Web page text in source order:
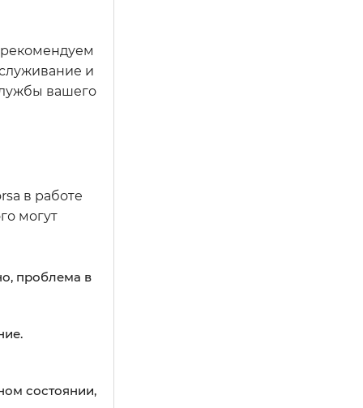
и
вашего
в работе
могут
проблема в
состоянии,